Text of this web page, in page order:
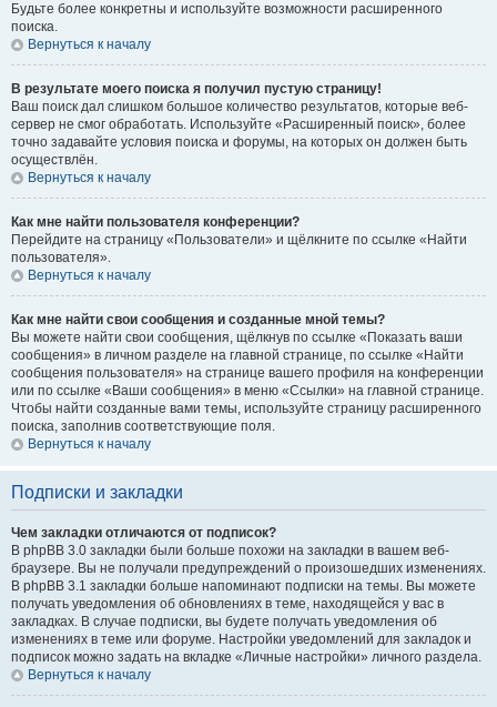
Будьте более конкретны и используйте возможности расширенного
поиска.
Вернуться к началу
В результате моего поиска я получил пустую страницу!
Ваш поиск дал слишком большое количество результатов, которые веб-
сервер не смог обработать. Используйте «Расширенный поиск», более
точно задавайте условия поиска и форумы, на которых он должен быть
осуществлён.
Вернуться к началу
Как мне найти пользователя конференции?
Перейдите на страницу «Пользователи» и щёлкните по ссылке «Найти
пользователя».
Вернуться к началу
Как мне найти свои сообщения и созданные мной темы?
Вы можете найти свои сообщения, щёлкнув по ссылке «Показать ваши
сообщения» в личном разделе на главной странице, по ссылке «Найти
сообщения пользователя» на странице вашего профиля на конференции
или по ссылке «Ваши сообщения» в меню «Ссылки» на главной странице.
Чтобы найти созданные вами темы, используйте страницу расширенного
поиска, заполнив соответствующие поля.
Вернуться к началу
Подписки и закладки
Чем закладки отличаются от подписок?
В phpBB 3.0 закладки были больше похожи на закладки в вашем веб-
браузере. Вы не получали предупреждений о произошедших изменениях.
В phpBB 3.1 закладки больше напоминают подписки на темы. Вы можете
получать уведомления об обновлениях в теме, находящейся у вас в
закладках. В случае подписки, вы будете получать уведомления об
изменениях в теме или форуме. Настройки уведомлений для закладок и
подписок можно задать на вкладке «Личные настройки» личного раздела.
Вернуться к началу